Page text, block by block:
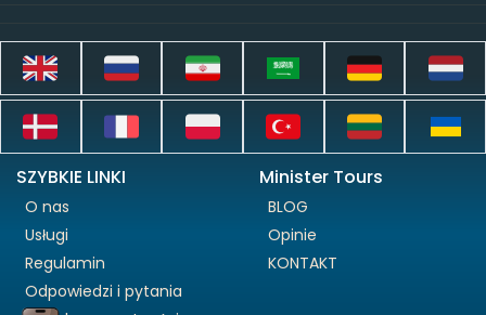
SZYBKIE LINKI
O nas
Usługi
Regulamin
Odpowiedzi i pytania
Minister Tours
BLOG
Opinie
KONTAKT